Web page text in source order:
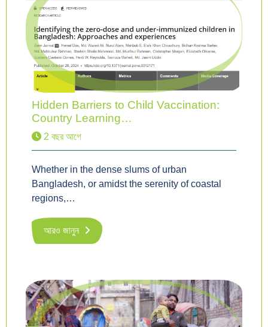
Hidden Barriers to Child Vaccination:
Country Learning…
2 বছর আগে
Whether in the dense slums of urban
Bangladesh, or amidst the serenity of coastal
regions,…
আরও জানুন